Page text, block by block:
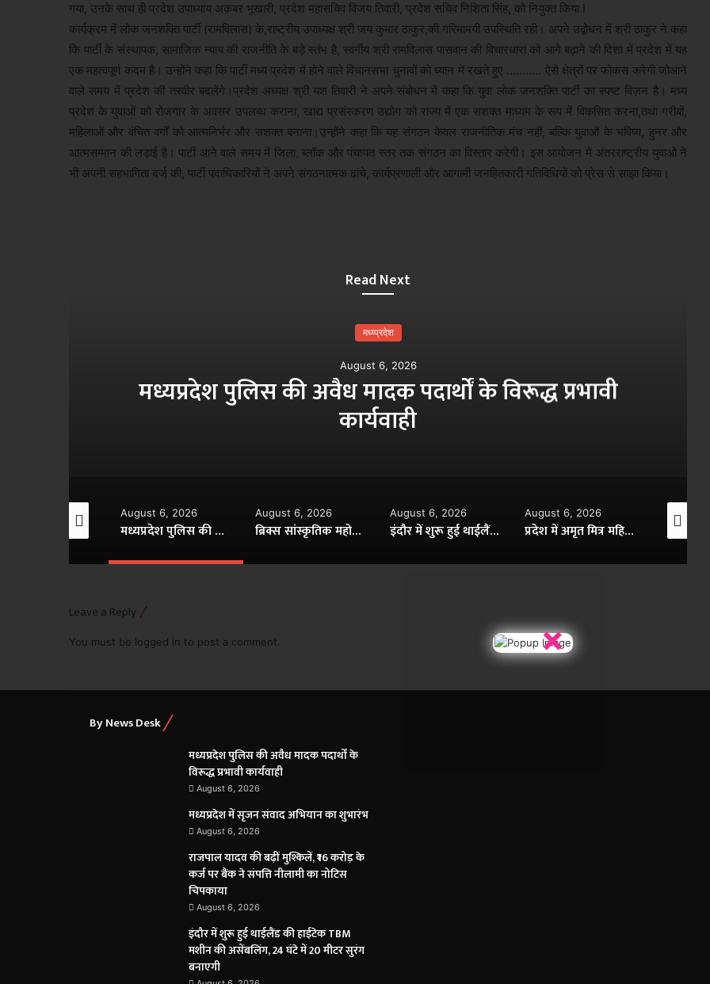
गया, उनके साथ ही प्रदेश उपाध्याय अक़बर भूखारी, प्रदेश महासचिव विजय तिवारी, प्रदेश सचिव निशिता सिंह, को नियुक्त किया l
कार्यक्रम में लोक जनशक्ति पार्टी (रामविलास) के,राष्ट्रीय उपाध्यक्ष श्री जय कुमार ठाकुर,की गरिमामयी उपस्थिति रही। अपने उद्बोधन में श्री ठाकुर ने कहा
कि पार्टी के संस्थापक, सामाजिक न्याय की राजनीति के बड़े स्तंभ है, स्वर्गीय श्री रामविलास पासवान की विचारधारा को आगे बढ़ाने की दिशा में प्रदेश में यह
एक महत्वपूर्ण कदम है। उन्होंने कहा कि पार्टी मध्य प्रदेश में होने वाले विधानसभा चुनावों को ध्यान में रखते हुए ……….. ऐसे क्षेत्रों पर फोकस करेगी जोआने
वाले समय में प्रदेश की तस्वीर बदलेंगे।प्रदेश अध्यक्ष श्री यश तिवारी ने अपने संबोधन में कहा कि युवा लोक जनशक्ति पार्टी का स्पष्ट विज़न है। मध्य
प्रदेश के युवाओं को रोजगार के अवसर उपलब्ध कराना, खाद्य प्रसंस्करण उद्योग को राज्य में एक सशक्त माध्यम के रूप में विकसित करना,तथा गरीबों,
महिलाओं और वंचित वर्गों को आत्मनिर्भर और सशक्त बनाना।उन्होंने कहा कि यह संगठन केवल राजनीतिक मंच नहीं, बल्कि युवाओं के भविष्य, हुनर और
आत्मसम्मान की लड़ाई है। पार्टी आने वाले समय में जिला, ब्लॉक और पंचायत स्तर तक संगठन का विस्तार करेगी। इस आयोजन में अंतरराष्ट्रीय युवाओ ने
भी अपनी सहभागिता दर्ज की, पार्टी पदाधिकारियों ने अपने संगठनात्मक ढांचे, कार्यप्रणाली और आगामी जनहितकारी गतिविधियों को प्रेस से साझा किया।
Read Next
मध्य्प्रदेश
August 6, 2026
मध्यप्रदेश पुलिस की अवैध मादक पदार्थों के विरूद्ध प्रभावी
कार्यवाही
मध्यप्रदेश में सृजन संवाद अभियान का शुभारंभ
August 6, 2026
मध्यप्रदेश पुलिस की अवैध मादक पदार्थों के विरूद्ध प्रभावी कार्यवाही
August 6, 2026
ब्रिक्स सांस्कृतिक महोत्सव-2026 में हुआ छह देशों की सांस्कृतिक विरासत का प्रदर्शन
August 6, 2026
इंदौर में शुरू हुई थाईलैंड की हाईटेक TBM मशीन की असेंबलिंग, 24 घंटे में 20 मीटर सुरंग बनाएगी
August 6, 2026
प्रदेश में अमृत मित्र महिलाएं अब जल वितरण प्रणाली में करेंगी लीकेज डिटेक्शन एवं रिपेयर का कार्य : आयुक्त भोंडवे
August 6,
Leave a Reply
You must be logged in to post a comment. ×
By News Desk
मध्यप्रदेश पुलिस की अवैध मादक पदार्थों के
विरूद्ध प्रभावी कार्यवाही
August 6, 2026
मध्यप्रदेश में सृजन संवाद अभियान का शुभारंभ
August 6, 2026
राजपाल यादव की बढ़ीं मुश्किलें, ₹16 करोड़ के
कर्ज पर बैंक ने संपत्ति नीलामी का नोटिस
चिपकाया
August 6, 2026
इंदौर में शुरू हुई थाईलैंड की हाईटेक TBM
मशीन की असेंबलिंग, 24 घंटे में 20 मीटर सुरंग
बनाएगी